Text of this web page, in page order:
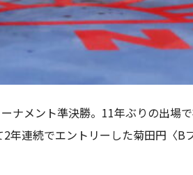
ナメント準決勝。11年ぶりの出場
連続でエントリーした菊田円〈B